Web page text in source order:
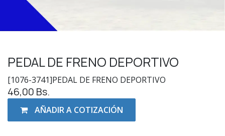
PEDAL DE FRENO DEPORTIVO
[1076-3741]PEDAL DE FRENO DEPORTIVO
46,00 Bs.
AÑADIR A COTIZACIÓN